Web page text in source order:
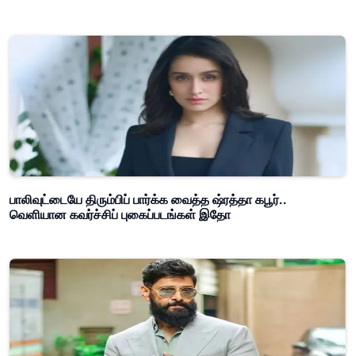
பாலிவுட்டையே திரும்பிப் பார்க்க வைத்த ஷ்ரத்தா கபூர்..
வெளியான கவர்ச்சிப் புகைப்படங்கள் இதோ